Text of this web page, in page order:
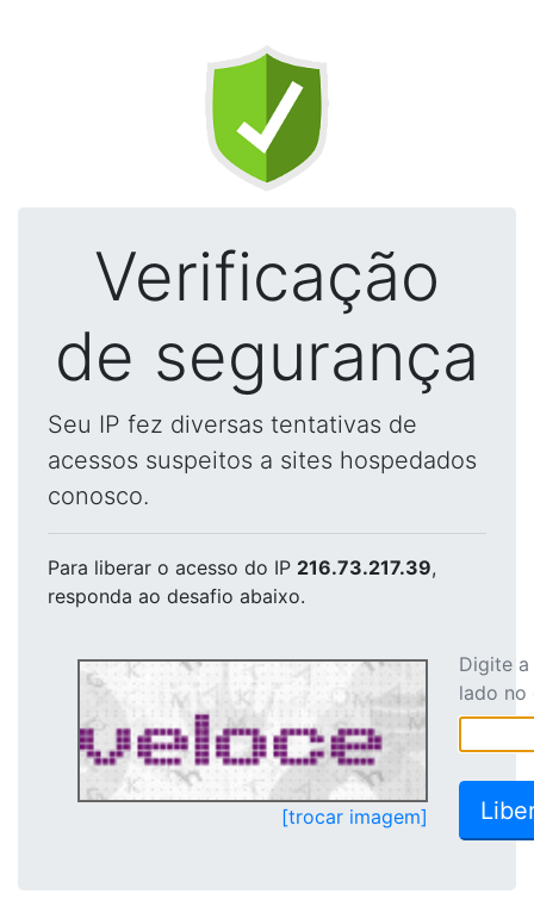
Verificação
de segurança
Seu IP fez diversas tentativas de
acessos suspeitos a sites hospedados
conosco.
Para liberar o acesso do IP 216.73.217.39,
responda ao desafio abaixo.
[trocar imagem]
Digite
lado no